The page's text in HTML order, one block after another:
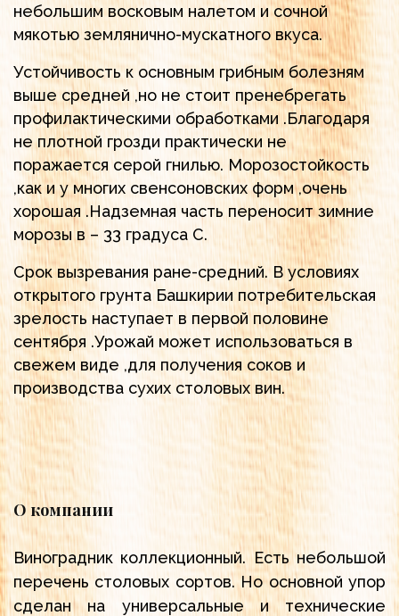
небольшим восковым налетом и сочной
мякотью землянично-мускатного вкуса.
Устойчивость к основным грибным болезням
выше средней ,но не стоит пренебрегать
профилактическими обработками .Благодаря
не плотной грозди практически не
поражается серой гнилью. Морозостойкость
,как и у многих свенсоновских форм ,очень
хорошая .Надземная часть переносит зимние
морозы в – 33 градуса С.
Срок вызревания ране-средний. В условиях
открытого грунта Башкирии потребительская
зрелость наступает в первой половине
сентября .Урожай может использоваться в
свежем виде ,для получения соков и
производства сухих столовых вин.
О компании
Виноградник коллекционный. Есть небольшой
перечень столовых сортов. Но основной упор
сделан на универсальные и технические